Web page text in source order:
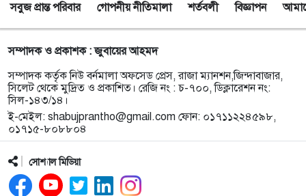
সিলেটে চার বছরের শিশু ফাহিমা ধর্ষণ ও হত্যা মামলায়
জাকিরের ফাঁসি, ৫ লাখ টাকা জরিমানা
৯
নয়াদিল্লিতে সাজাপ্রাপ্ত গণহত্যাকারী শেখ হাসিনাকে
সংবাদমাধ্যমের মুখোমুখি হতে দেওয়ায় ঢাকার তীব্র ক্ষোভ
১০
বড়লেখায় গণভোটের রায় ও জুলাই সনদ বাস্তবায়নের
দাবিতে জামায়াতের সমাবেশ ও গণমিছিল
১১
গোয়াইনঘাটে ১৭০ বোতল ভারতীয় ইস্কাফ কফ সিরাপ
উদ্ধার, গ্রেপ্তার ১
১২
সবুজ প্রান্ত পরিবার গোপনীয় নীতিমালা শর্তবলী বিজ্ঞাপন
সম্পাদক ও প্রকাশক : জুবায়ের আহমদ
সম্পাদক কর্তৃক নিউ বর্নমালা অফসেড প্রেস, রাজা ম্যানশন,জিন্দাবাজার,
সিলেট থেকে মুদ্রিত ও প্রকাশিত। রেজি নং : চ-৭০০, ডিক্লারেশন নং:
সিল-১৪৩/১৪।
ই-মেইল: shabujprantho@gmail.com ফোন: ০১৭১১২২৪৫৯৮,
০১৭১৫-৮০৮৮০৪
সোশ্যাল মিডিয়া